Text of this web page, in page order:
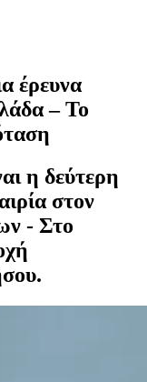
έρευνα
– Το
η δεύτερη
στον
- Στο